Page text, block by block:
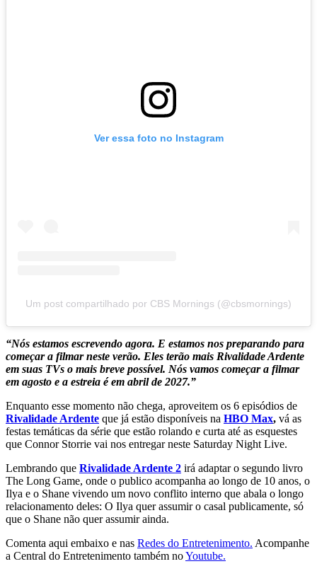
Ver essa foto no Instagram
Um post compartilhado por CBS Mornings (@cbsmornings)
“Nós estamos escrevendo agora. E estamos nos preparando para
começar a filmar neste verão. Eles terão mais Rivalidade Ardente
em suas TVs o mais breve possível. Nós vamos começar a filmar
em agosto e a estreia é em abril de 2027.”
Enquanto esse momento não chega, aproveitem os 6 episódios de
Rivalidade Ardente que já estão disponíveis na HBO Max, vá as
festas temáticas da série que estão rolando e curta até as esquestes
que Connor Storrie vai nos entregar neste Saturday Night Live.
Lembrando que Rivalidade Ardente 2 irá adaptar o segundo livro
The Long Game, onde o publico acompanha ao longo de 10 anos, o
Ilya e o Shane vivendo um novo conflito interno que abala o longo
relacionamento deles: O Ilya quer assumir o casal publicamente, só
que o Shane não quer assumir ainda.
Comenta aqui embaixo e nas Redes do Entretenimento. Acompanhe
a Central do Entretenimento também noYoutube.